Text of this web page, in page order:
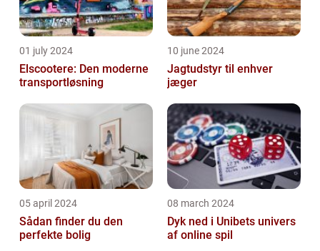
01 july 2024
Elscootere: Den moderne
transportløsning
10 june 2024
Jagtudstyr til enhver
jæger
05 april 2024
Sådan finder du den
perfekte bolig
08 march 2024
Dyk ned i Unibets univers
af online spil